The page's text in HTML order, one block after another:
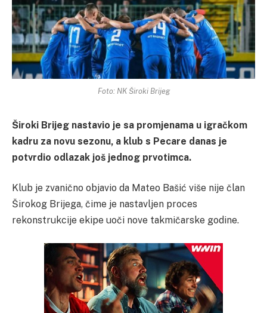
Foto: NK Široki Brijeg
Široki Brijeg nastavio je sa promjenama u igračkom
kadru za novu sezonu, a klub s Pecare danas je
potvrdio odlazak još jednog prvotimca.
Klub je zvanično objavio da Mateo Bašić više nije član
Širokog Brijega, čime je nastavljen proces
rekonstrukcije ekipe uoči nove takmičarske godine.